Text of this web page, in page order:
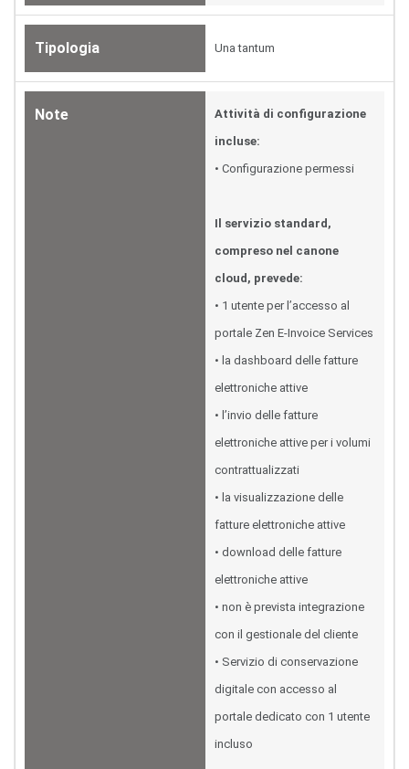
Tipologia Una tantum
Note
Attività di configurazione
incluse:
• Configurazione permessi
Il servizio standard,
compreso nel canone
cloud, prevede:
• 1 utente per l’accesso al
portale Zen E-Invoice Services
• la dashboard delle fatture
elettroniche attive
• l’invio delle fatture
elettroniche attive per i volumi
contrattualizzati
• la visualizzazione delle
fatture elettroniche attive
• download delle fatture
elettroniche attive
• non è prevista integrazione
con il gestionale del cliente
• Servizio di conservazione
digitale con accesso al
portale dedicato con 1 utente
incluso